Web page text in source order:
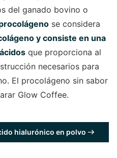
del ganado bovino o
se considera
y consiste en una
que proporciona al
necesarios para
El procolágeno sin sabor
Glow Coffee.
hialurónico en polvo